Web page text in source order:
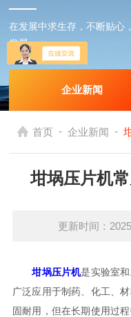
在发展中求生存，不断贴心
发展
企业新闻
首页 - 企业新闻 -
坩埚压片机
更新时间：
坩埚压片机是实验室
广泛应用于制药、化工、
固耐用，但在长期使用过